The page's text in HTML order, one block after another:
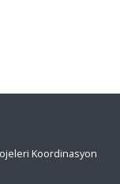
Koordinasyon